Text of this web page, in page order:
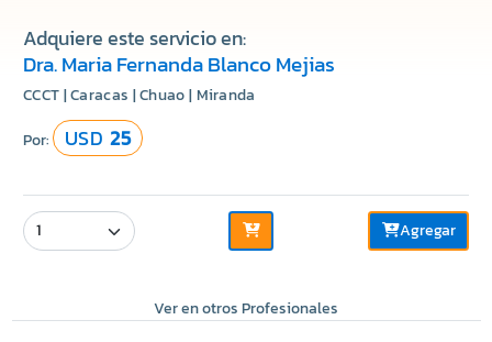
Adquiere este servicio en:
Dra. Maria Fernanda Blanco Mejias
CCCT | Caracas | Chuao | Miranda
Por: USD25
Agregar
Ver en otros Profesionales